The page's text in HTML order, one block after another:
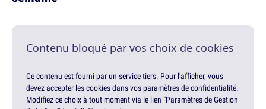
Contenu bloqué par vos choix de cookies
Ce contenu est fourni par un service tiers. Pour l'afficher, vous
devez accepter les cookies dans vos paramètres de confidentialité.
Modifiez ce choix à tout moment via le lien "Paramètres de Gestion